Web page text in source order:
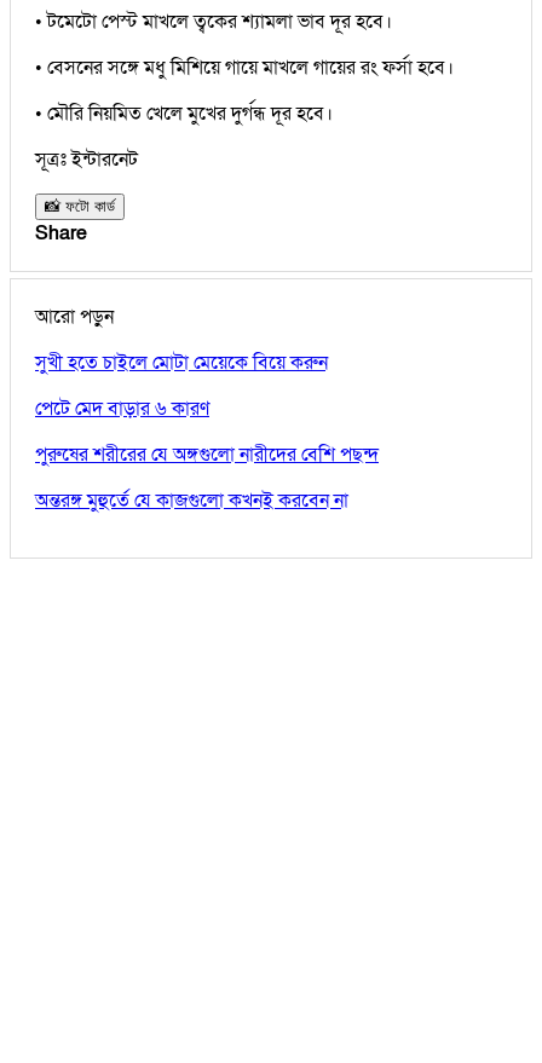
• টমেটো পেস্ট মাখলে ত্বকের শ্যামলা ভাব দূর হবে।
• বেসনের সঙ্গে মধু মিশিয়ে গায়ে মাখলে গায়ের রং ফর্সা হবে।
• মৌরি নিয়মিত খেলে মুখের দুর্গন্ধ দূর হবে।
সূত্রঃ ইন্টারনেট
📸 ফটো কার্ড
Share
আরো পড়ুন
সুখী হতে চাইলে মোটা মেয়েকে বিয়ে করুন
পেটে মেদ বাড়ার ৬ কারণ
পুরুষের শরীরের যে অঙ্গগুলো নারীদের বেশি পছন্দ
অন্তরঙ্গ মুহুর্তে যে কাজগুলো কখনই করবেন না